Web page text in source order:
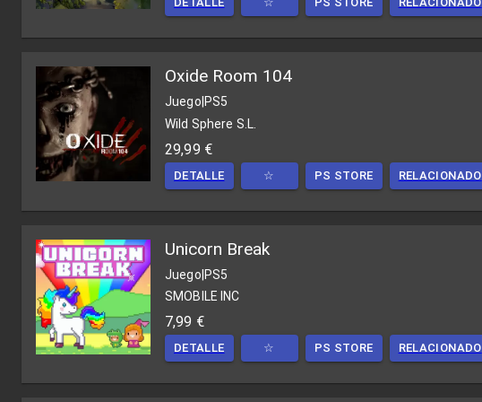
Oxide Room 104
Juego PS5
Wild Sphere S.L.
29,99 €
DETALLE ☆ PS STORE RELACIONADO
Unicorn Break
Juego|PS5
SMOBILE INC
7,99 €
DETALLE ☆ PS STORE RELACIONADO